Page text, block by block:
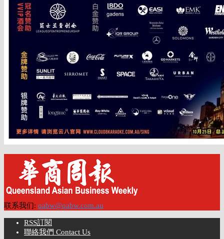
联系我们: qabw@qabw.com.au
RSS訂閱
聯絡我們 Contact Us